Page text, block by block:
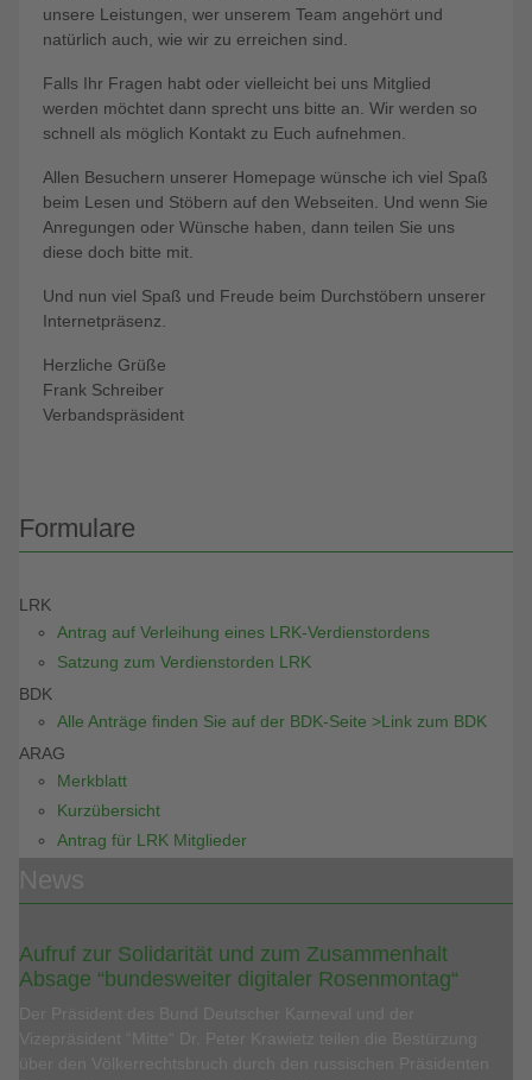
unsere Leistungen, wer unserem Team angehört und
natürlich auch, wie wir zu erreichen sind.
Falls Ihr Fragen habt oder vielleicht bei uns Mitglied
werden möchtet dann sprecht uns bitte an. Wir werden so
schnell als möglich Kontakt zu Euch aufnehmen.
Allen Besuchern unserer Homepage wünsche ich viel Spaß
beim Lesen und Stöbern auf den Webseiten. Und wenn Sie
Anregungen oder Wünsche haben, dann teilen Sie uns
diese doch bitte mit.
Und nun viel Spaß und Freude beim Durchstöbern unserer
Internetpräsenz.
Herzliche Grüße
Frank Schreiber
Verbandspräsident
Formulare
LRK
Antrag auf Verleihung eines LRK-Verdienstordens
Satzung zum Verdienstorden LRK
BDK
Alle Anträge finden Sie auf der BDK-Seite >Link zum BDK
ARAG
Merkblatt
Kurzübersicht
Antrag für LRK Mitglieder
Aufruf zur Solidarität und zum Zusammenhalt
Absage “bundesweiter digitaler Rosenmontag“